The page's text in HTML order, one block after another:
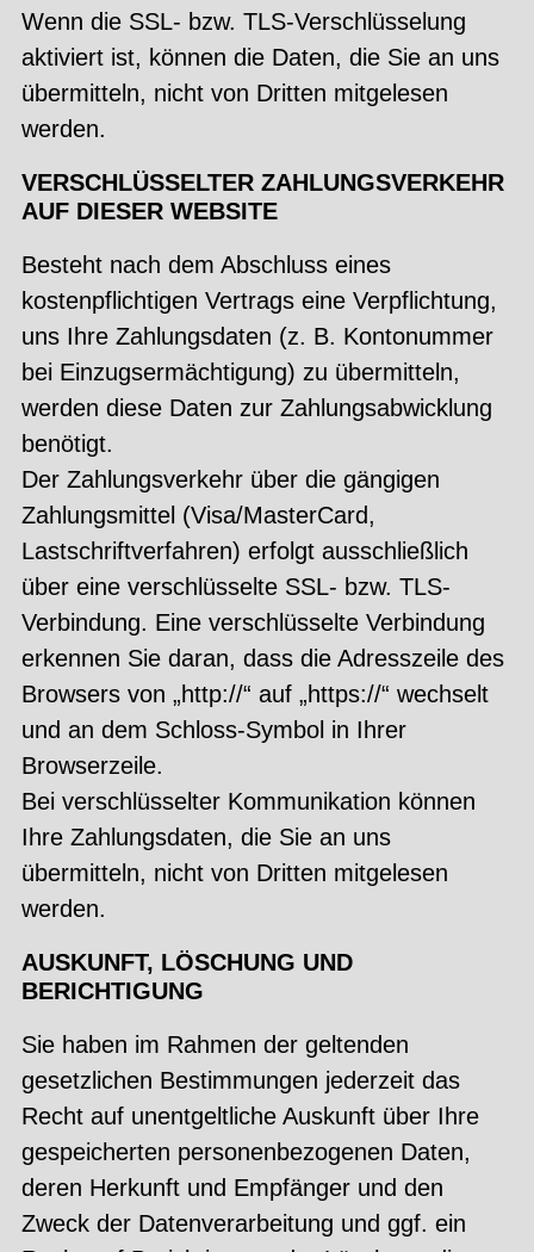
Wenn die SSL- bzw. TLS-Verschlüsselung
aktiviert ist, können die Daten, die Sie an uns
übermitteln, nicht von Dritten mitgelesen
werden.
VERSCHLÜSSELTER ZAHLUNGSVERKEHR
AUF DIESER WEBSITE
Besteht nach dem Abschluss eines
kostenpflichtigen Vertrags eine Verpflichtung,
uns Ihre Zahlungsdaten (z. B. Kontonummer
bei Einzugsermächtigung) zu übermitteln,
werden diese Daten zur Zahlungsabwicklung
benötigt.
Der Zahlungsverkehr über die gängigen
Zahlungsmittel (Visa/MasterCard,
Lastschriftverfahren) erfolgt ausschließlich
über eine verschlüsselte SSL- bzw. TLS-
Verbindung. Eine verschlüsselte Verbindung
erkennen Sie daran, dass die Adresszeile des
Browsers von „http://“ auf „https://“ wechselt
und an dem Schloss-Symbol in Ihrer
Browserzeile.
Bei verschlüsselter Kommunikation können
Ihre Zahlungsdaten, die Sie an uns
übermitteln, nicht von Dritten mitgelesen
werden.
AUSKUNFT, LÖSCHUNG UND
BERICHTIGUNG
Sie haben im Rahmen der geltenden
gesetzlichen Bestimmungen jederzeit das
Recht auf unentgeltliche Auskunft über Ihre
gespeicherten personenbezogenen Daten,
deren Herkunft und Empfänger und den
Zweck der Datenverarbeitung und ggf. ein